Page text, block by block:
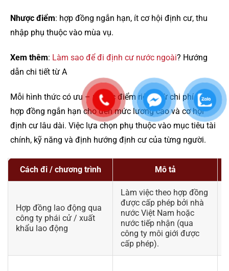
Nhược điểm: hợp đồng ngắn hạn, ít cơ hội định cư, thu
nhập phụ thuộc vào mùa vụ.
Xem thêm: Làm sao để đi định cư nước ngoài? Hướng
dẫn chi tiết từ A
Mỗi hình thức có ưu – nhược điểm riêng: từ chi phí thấp,
hợp đồng ngắn hạn cho đến mức lương cao và cơ hội
định cư lâu dài. Việc lựa chọn phụ thuộc vào mục tiêu tài
chính, kỹ năng và định hướng định cư của từng người.
Cách đi / chương trình Mô tả
Hợp đồng lao động qua
công ty phái cử / xuất
khẩu lao động
Làm việc theo hợp đồng
được cấp phép bởi nhà
nước Việt Nam hoặc
nước tiếp nhận (qua
công ty môi giới được
cấp phép).